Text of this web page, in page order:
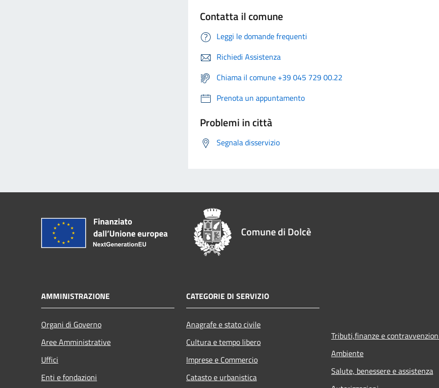
Contatta il comune
Leggi le domande frequenti
Richiedi Assistenza
Chiama il comune +39 045 729 00.22
Prenota un appuntamento
Problemi in città
Segnala disservizio
Comune di Dolcè
AMMINISTRAZIONE
Organi di Governo
Aree Amministrative
Uffici
Enti e fondazioni
CATEGORIE DI SERVIZIO
Anagrafe e stato civile
Cultura e tempo libero
Imprese e Commercio
Catasto e urbanistica
Tributi,finanze e
Ambiente
Salute, benessere e assistenza